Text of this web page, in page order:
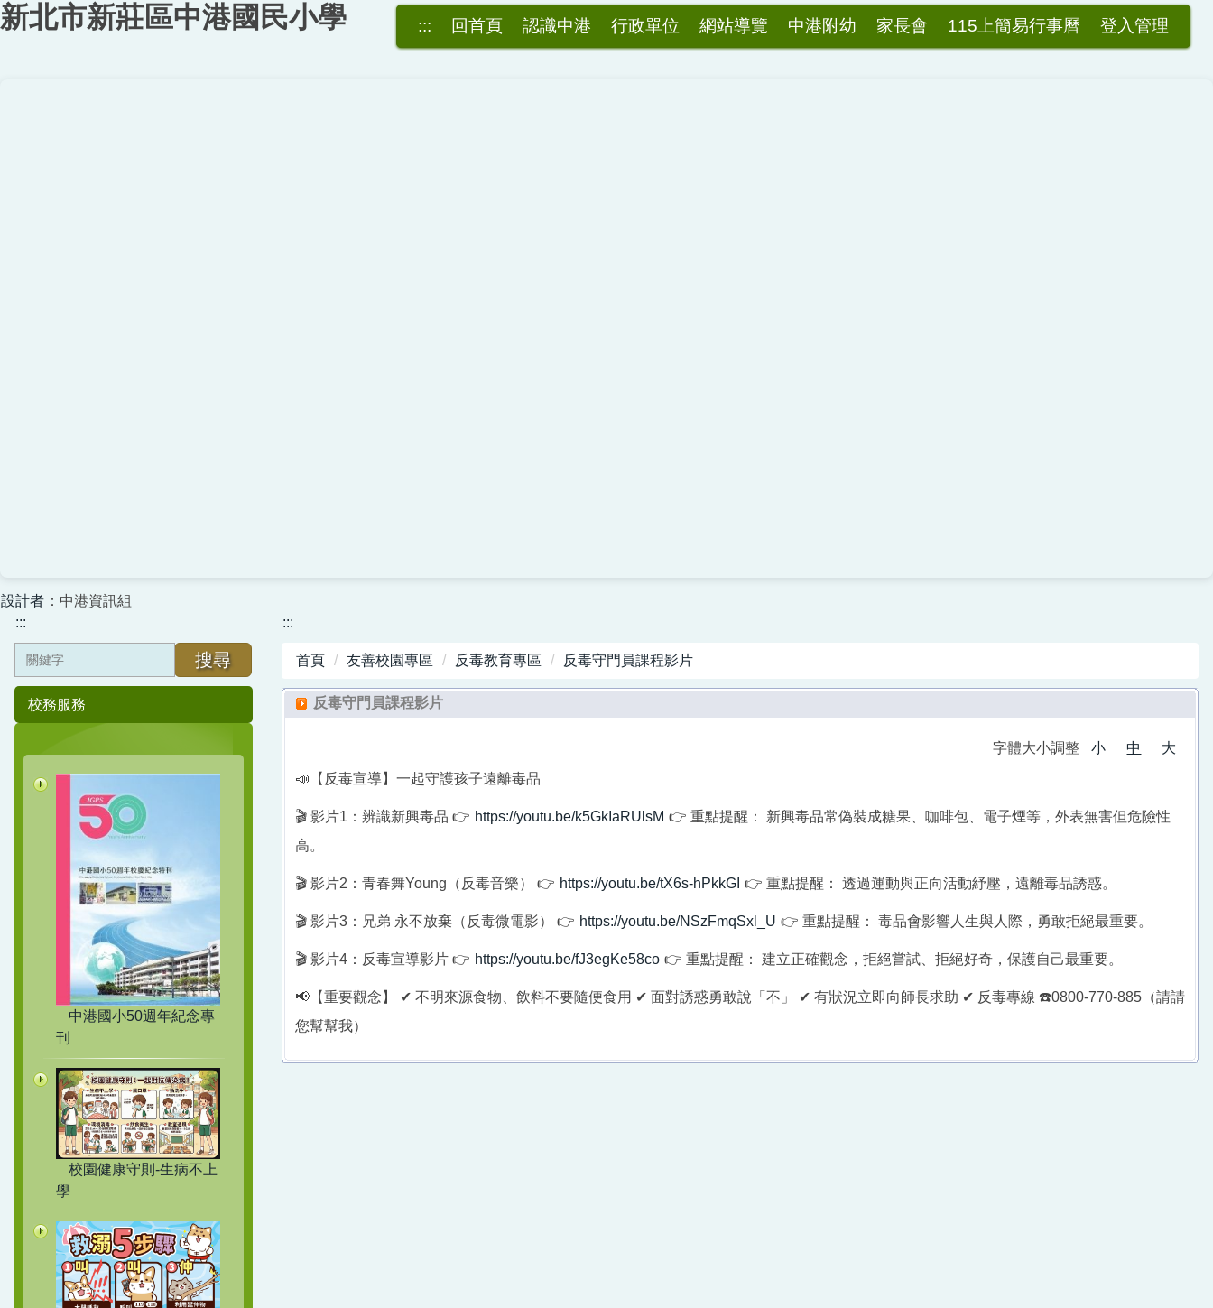
跳
到
::: 回首頁 認識中港 行政單位 網站導覽 中港附幼 家長會 115上簡易行事曆 登入管理
新北市新莊區中港國民小學
設計者 ：中港資訊組
:::
搜尋
校務服務
中港國小50週年紀念專
刊
校園健康守則-生病不上
學
:::
首頁 友善校園專區 反毒教育專區 反毒守門員課程影片
反毒守門員課程影片
字體大小調整 小 中
大
📣【反毒宣導】一起守護孩子遠離毒品
🎬 影片1：辨識新興毒品 👉 https://youtu.be/k5GkIaRUlsM 👉 重點提醒： 新興毒品常偽裝成糖果、咖啡包、電子煙等，外表無害但危險性
高。
🎬 影片2：青春舞Young（反毒音樂） 👉 https://youtu.be/tX6s-hPkkGI 👉 重點提醒： 透過運動與正向活動紓壓，遠離毒品誘惑。
🎬 影片3：兄弟 永不放棄（反毒微電影） 👉 https://youtu.be/NSzFmqSxl_U 👉 重點提醒： 毒品會影響人生與人際，勇敢拒絕最重要。
🎬 影片4：反毒宣導影片 👉 https://youtu.be/fJ3egKe58co 👉 重點提醒： 建立正確觀念，拒絕嘗試、拒絕好奇，保護自己最重要。
📢【重要觀念】 ✔ 不明來源食物、飲料不要隨便食用 ✔ 面對誘惑勇敢說「不」 ✔ 有狀況立即向師長求助 ✔ 反毒專線 ☎️0800-770-885（請請
您幫幫我）